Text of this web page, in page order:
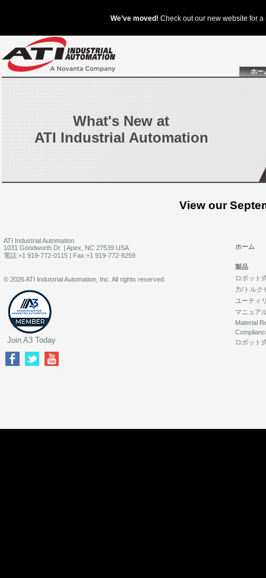
ホー
What's New at
ATI Industrial Automation
View our
ATI Industrial Automation
1031 Goodworth Dr. | Apex, NC 27539 USA
電話:+1 919-772-0115 | Fax:+1 919-772-8259
ホーム
製品
ロボット
力/トルク
ユーティ
マニュア
Material
ロボット
© 2026 ATI Industrial Automation, Inc. All rights reserved.
Join A3 Today